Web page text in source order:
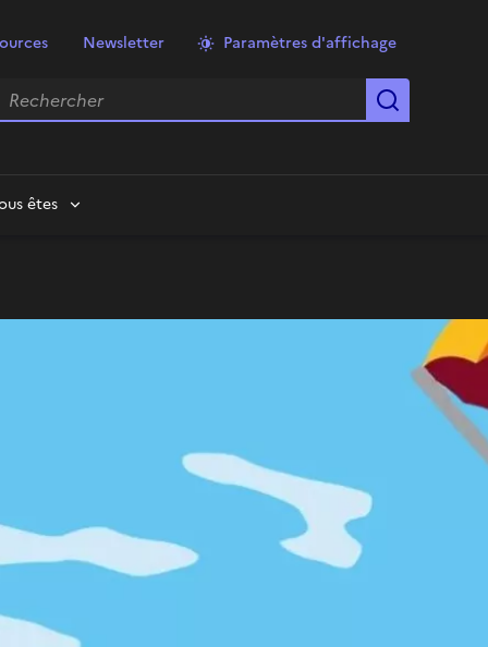
Newsletter Paramètres d'affichage
Rechercher
êtes